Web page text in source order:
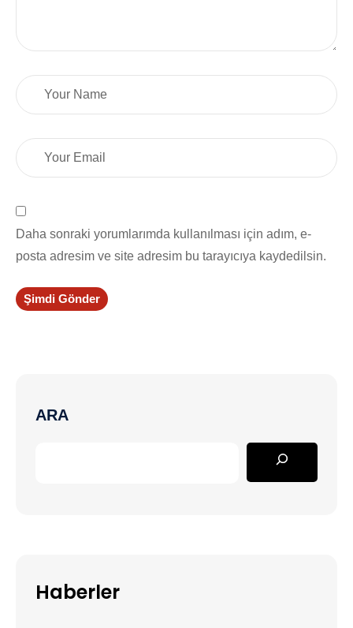
Daha sonraki yorumlarımda kullanılması için adım, e-
posta adresim ve site adresim bu tarayıcıya kaydedilsin.
Şimdi Gönder
ARA
Haberler